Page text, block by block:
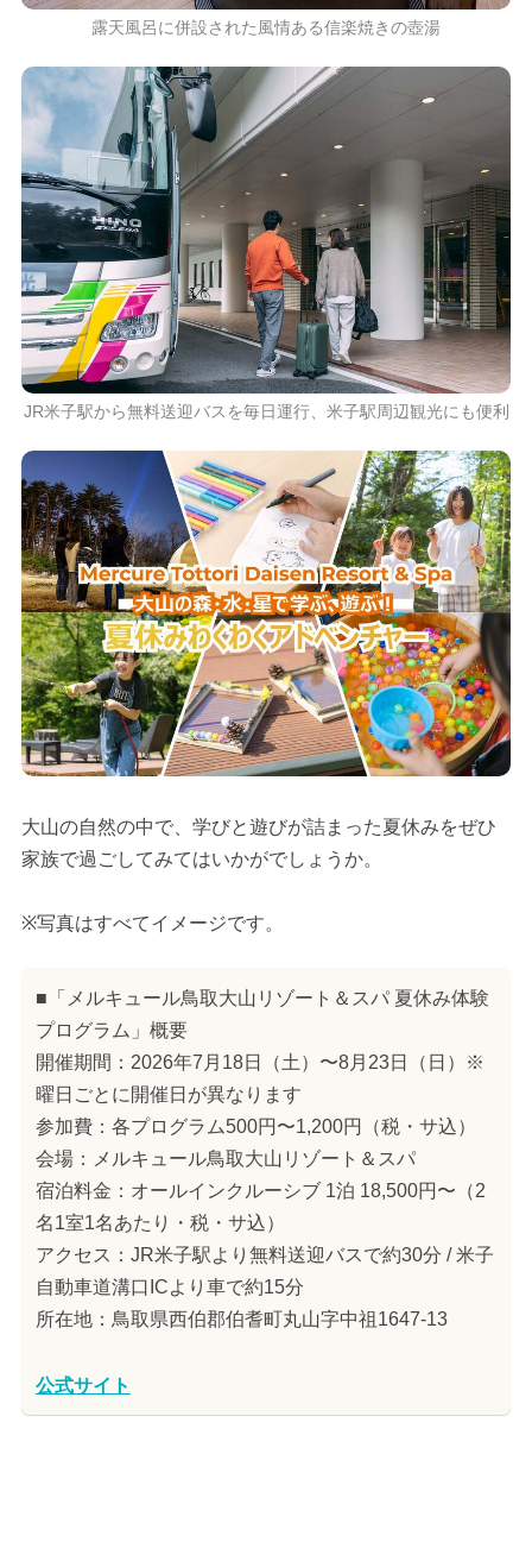
露天風呂に併設された風情ある信楽焼きの壺湯
JR米子駅から無料送迎バスを毎日運行、米子駅周辺観光にも便利
大山の自然の中で、学びと遊びが詰まった夏休みをぜひ
家族で過ごしてみてはいかがでしょうか。
※写真はすべてイメージです。
■「メルキュール鳥取大山リゾート＆スパ 夏休み体験
プログラム」概要
開催期間：2026年7月18日（土）〜8月23日（日）※
曜日ごとに開催日が異なります
参加費：各プログラム500円〜1,200円（税・サ込）
会場：メルキュール鳥取大山リゾート＆スパ
宿泊料金：オールインクルーシブ 1泊 18,500円〜（2
名1室1名あたり・税・サ込）
アクセス：JR米子駅より無料送迎バスで約30分 / 米子
自動車道溝口ICより車で約15分
所在地：鳥取県西伯郡伯耆町丸山字中祖1647-13
公式サイト